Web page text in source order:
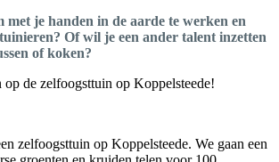
met je handen in de aarde te werken en
Of wil je een ander talent inzetten
of koken?
de zelfoogsttuin op Koppelsteede!
zelfoogsttuin op Koppelsteede. We gaan een